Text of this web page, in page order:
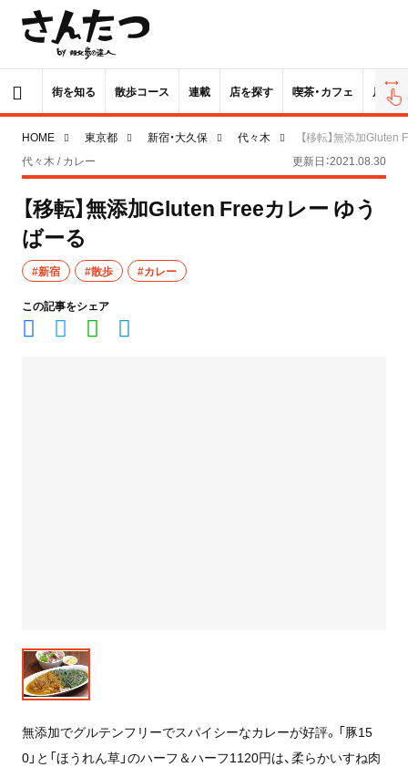
街を知る 散歩コース 連載 店を探す 喫茶・カフェ 居酒屋
HOME 東京都 新宿・大久保 代々木
【移転】無添加
代々木 / カレー
更新日：2021.08.30
【移転】無添加Gluten Freeカレー ゆう
ばーる
#新宿 #散歩 #カレー
この記事をシェア
無添加でグルテンフリーでスパイシーなカレーが好評。「豚15
0」と「ほうれん草」のハーフ＆ハーフ1120円は、柔らかいすね肉